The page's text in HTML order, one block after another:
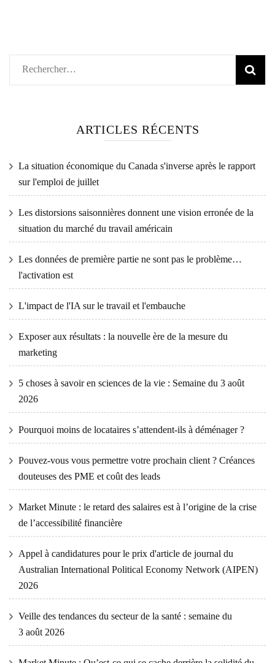
Rechercher :
ARTICLES RÉCENTS
La situation économique du Canada s'inverse après le rapport
sur l'emploi de juillet
Les distorsions saisonnières donnent une vision erronée de la
situation du marché du travail américain
Les données de première partie ne sont pas le problème…
l'activation est
L'impact de l'IA sur le travail et l'embauche
Exposer aux résultats : la nouvelle ère de la mesure du
marketing
5 choses à savoir en sciences de la vie : Semaine du 3 août
2026
Pourquoi moins de locataires s’attendent-ils à déménager ?
Pouvez-vous vous permettre votre prochain client ? Créances
douteuses des PME et coût des leads
Market Minute : le retard des salaires est à l’origine de la crise
de l’accessibilité financière
Appel à candidatures pour le prix d'article de journal du
Australian International Political Economy Network (AIPEN)
2026
Veille des tendances du secteur de la santé : semaine du
3 août 2026